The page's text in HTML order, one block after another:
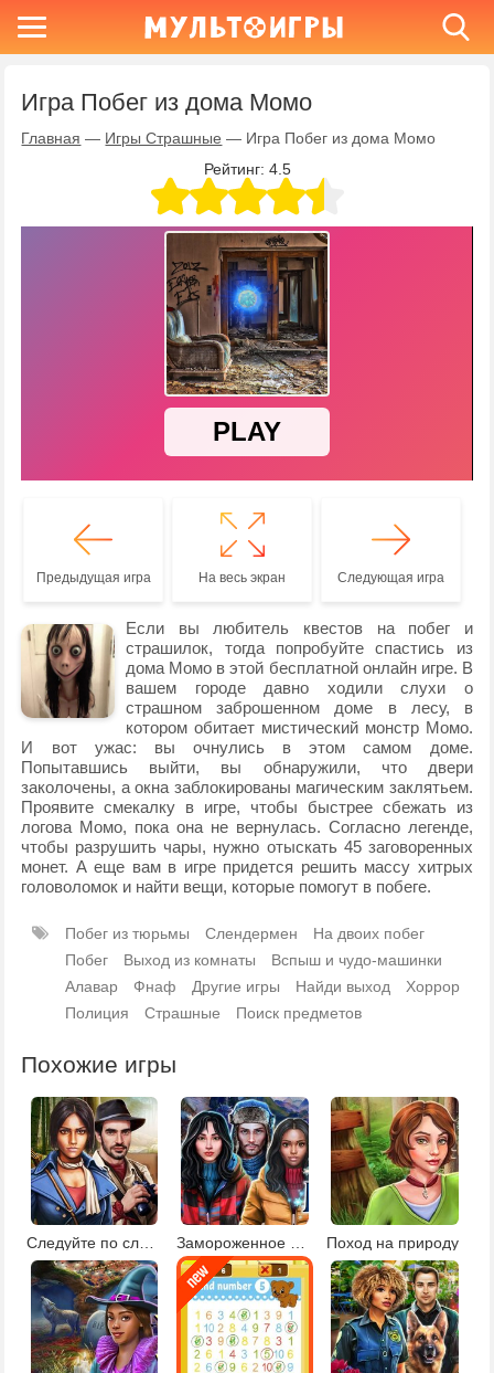
Игра Побег из дома Момо
Главная — Игры Страшные — Игра Побег из дома Момо
Рейтинг: 4.5
Предыдущая игра На весь экран Следующая игра
Если вы любитель квестов на побег и
страшилок, тогда попробуйте спастись из
дома Момо в этой бесплатной онлайн игре. В
вашем городе давно ходили слухи о
страшном заброшенном доме в лесу, в
котором обитает мистический монстр Момо.
И вот ужас: вы очнулись в этом самом доме.
Попытавшись выйти, вы обнаружили, что двери
заколочены, а окна заблокированы магическим заклятьем.
Проявите смекалку в игре, чтобы быстрее сбежать из
логова Момо, пока она не вернулась. Согласно легенде,
чтобы разрушить чары, нужно отыскать 45 заговоренных
монет. А еще вам в игре придется решить массу хитрых
головоломок и найти вещи, которые помогут в побеге.
Побег из тюрьмы Слендермен
На двоих побег
Побег
Выход из комнаты
Вспыш и чудо-машинки
Алавар
Фнаф Другие игры Найди выход
Хоррор
Полиция
Страшные Поиск предметов
Похожие игры
Следуйте по следам Поход на природу